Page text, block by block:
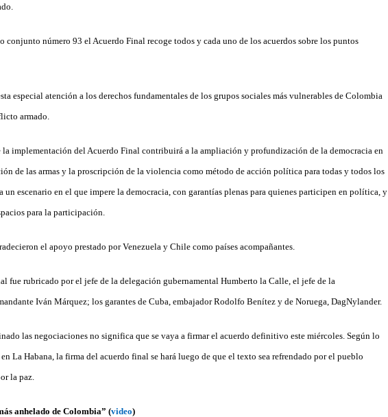
conjunto número 93 el Acuerdo Final recoge todos y cada uno de los acuerdos sobre los puntos
especial atención a los derechos fundamentales de los grupos sociales más vulnerables de Colombia
armado.
la implementación del Acuerdo Final contribuirá a la ampliación y profundización de la democracia en
de las armas y la proscripción de la violencia como método de acción política para todas y todos los
un escenario en el que impere la democracia, con garantías plenas para quienes participen en política, y
para la participación.
el apoyo prestado por Venezuela y Chile como países acompañantes.
fue rubricado por el jefe de la delegación gubernamental Humberto la Calle, el jefe de la
Iván Márquez; los garantes de Cuba, embajador Rodolfo Benítez y de Noruega, DagNylander.
las negociaciones no significa que se vaya a firmar el acuerdo definitivo este miércoles. Según lo
La Habana, la firma del acuerdo final se hará luego de que el texto sea refrendado por el pueblo
la paz.
anhelado de Colombia” (video)